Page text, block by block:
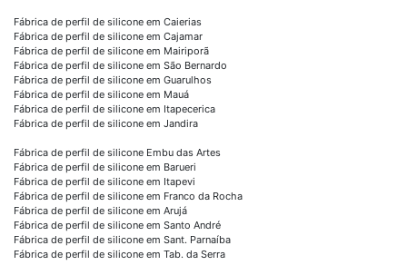
Fábrica de perfil de silicone em Caierias
Fábrica de perfil de silicone em Cajamar
Fábrica de perfil de silicone em Mairiporã
Fábrica de perfil de silicone em São Bernardo
Fábrica de perfil de silicone em Guarulhos
Fábrica de perfil de silicone em Mauá
Fábrica de perfil de silicone em Itapecerica
Fábrica de perfil de silicone em Jandira
Fábrica de perfil de silicone Embu das Artes
Fábrica de perfil de silicone em Barueri
Fábrica de perfil de silicone em Itapevi
Fábrica de perfil de silicone em Franco da Rocha
Fábrica de perfil de silicone em Arujá
Fábrica de perfil de silicone em Santo André
Fábrica de perfil de silicone em Sant. Parnaíba
Fábrica de perfil de silicone em Tab. da Serra